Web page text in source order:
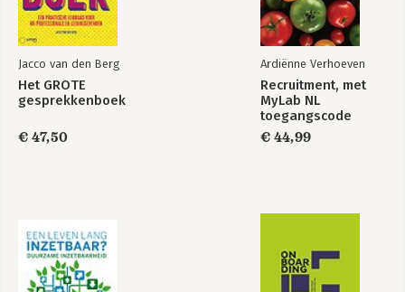
Jacco van den Berg
Het GROTE
gesprekkenboek
€ 47,50
Ardiënne Verhoeven
Recruitment, met
MyLab NL
toegangscode
€ 44,99